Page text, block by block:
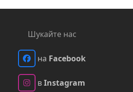
Шукайте нас
Facebook
на Facebook
Instagram
вInstagram